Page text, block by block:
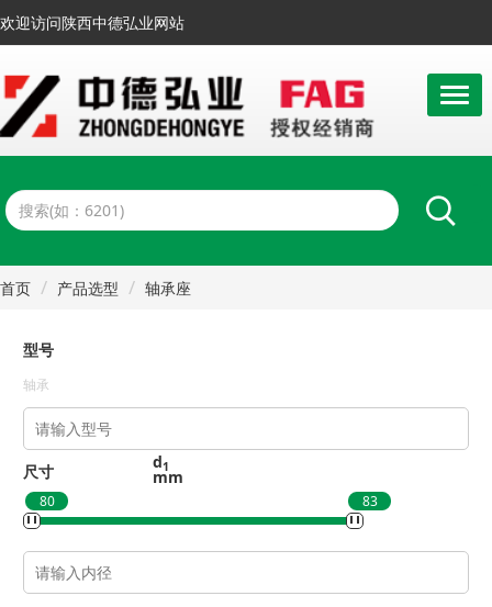
欢迎访问陕西中德弘业网站
首页 产品选型 轴承座
型号
轴承
尺寸 d1
mm
80 83